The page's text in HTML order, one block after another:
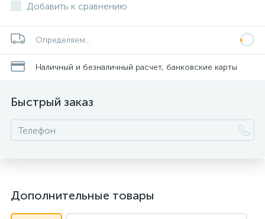
Добавить к сравнению
Определяем...
Наличный и безналичный расчет, банковские карты
Быстрый заказ
Дополнительные товары